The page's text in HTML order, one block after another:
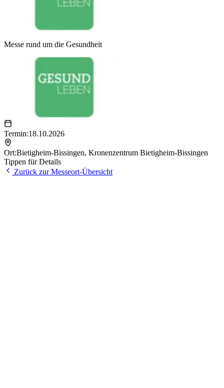
Messe rund um die Gesundheit
Termin:18.10.2026
Ort:Bietigheim-Bissingen, Kronenzentrum Bietigheim-Bissingen
Tippen für Details
Zurück zur Messeort-Übersicht